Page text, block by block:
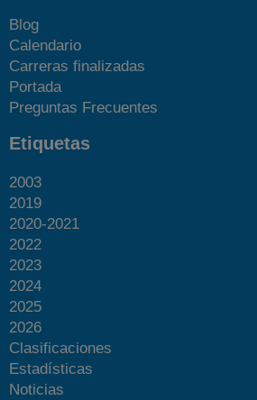
Blog
Calendario
Carreras finalizadas
Portada
Preguntas Frecuentes
Etiquetas
2003
2019
2020-2021
2022
2023
2024
2025
2026
Clasificaciones
Estadísticas
Noticias